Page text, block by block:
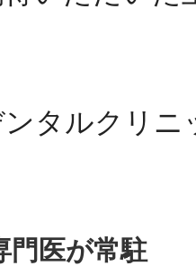
ンタルクリ
医が常駐